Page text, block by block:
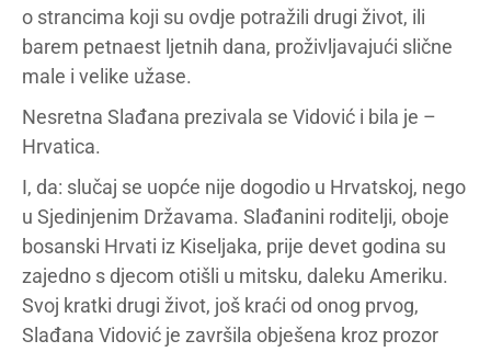
o strancima koji su ovdje potražili drugi život, ili
barem petnaest ljetnih dana, proživljavajući slične
male i velike užase.
Nesretna Slađana prezivala se Vidović i bila je –
Hrvatica.
I, da: slučaj se uopće nije dogodio u Hrvatskoj, nego
u Sjedinjenim Državama. Slađanini roditelji, oboje
bosanski Hrvati iz Kiseljaka, prije devet godina su
zajedno s djecom otišli u mitsku, daleku Ameriku.
Svoj kratki drugi život, još kraći od onog prvog,
Slađana Vidović je završila obješena kroz prozor